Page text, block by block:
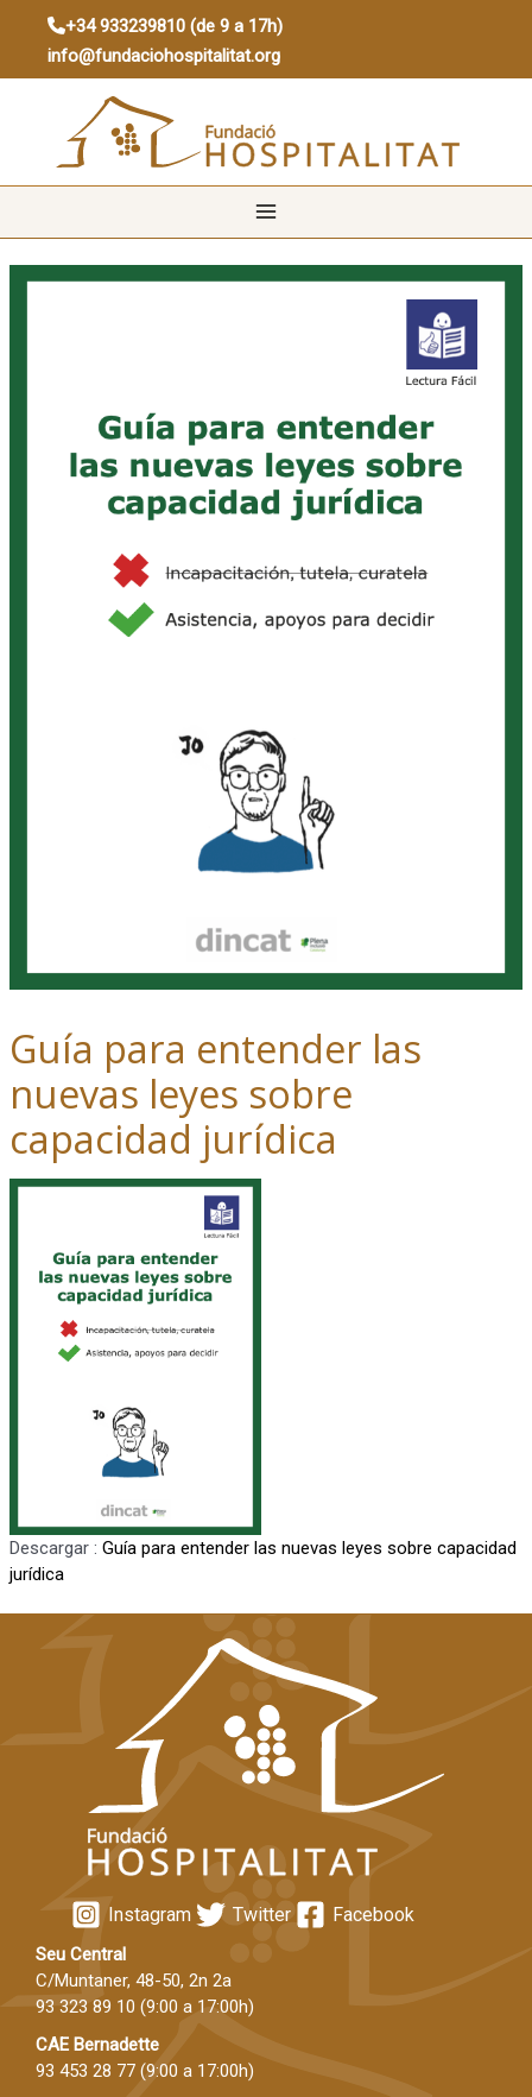
contenido
+34 933239810 (de 9 a 17h)
info@fundaciohospitalitat.org
Main
Menu
Guía para entender las
nuevas leyes sobre
capacidad jurídica
Descargar :Guía para entender las nuevas leyes sobre capacidad
jurídica
Instagram Twitter Facebook
Seu Central
C/Muntaner, 48-50, 2n 2a
93 323 89 10 (9:00 a 17:00h)
CAE Bernadette
93 453 28 77 (9:00 a 17:00h)